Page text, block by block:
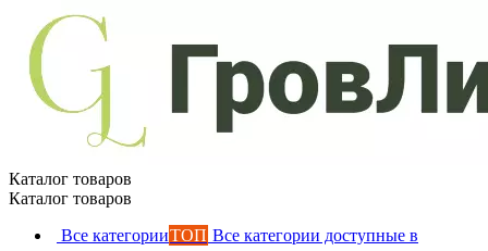
Каталог товаров
Каталог товаров
Все категорииТОП Все категории доступные в